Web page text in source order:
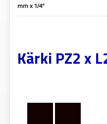
mm x 1/4"
Kärki PZ2 x